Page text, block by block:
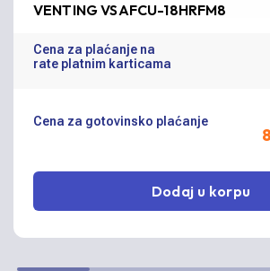
VENTING VSAFCU-18HRFM8
Cena za plaćanje na
rate platnim karticama
Cena za gotovinsko plaćanje
Dodaj u korpu